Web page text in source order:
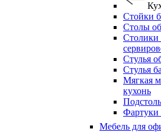
Стойки
Столы
Столики
Стулья
Стулья
Мягкая
кухонь
Фартуки
Мебель для